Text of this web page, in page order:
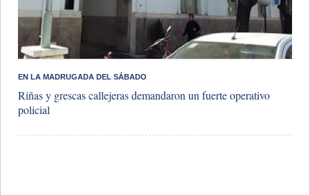
EN LA MADRUGADA DEL SÁBADO
Riñas y grescas callejeras demandaron un fuerte operativo
policial